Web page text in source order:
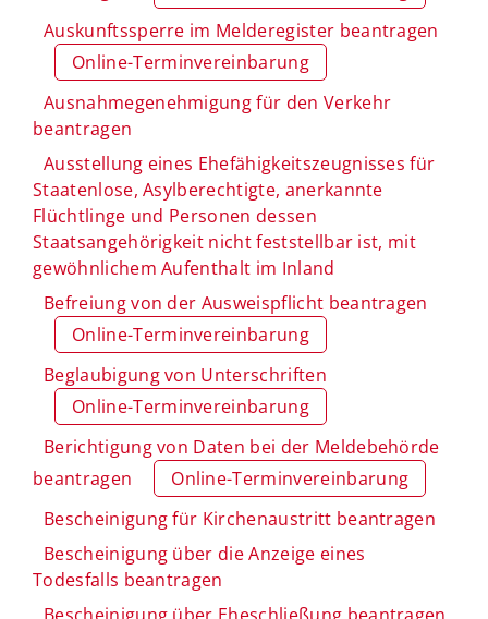
Auskunftssperre im Melderegister beantragen
Online-Terminvereinbarung
Ausnahmegenehmigung für den Verkehr
beantragen
Ausstellung eines Ehefähigkeitszeugnisses für
Staatenlose, Asylberechtigte, anerkannte
Flüchtlinge und Personen dessen
Staatsangehörigkeit nicht feststellbar ist, mit
gewöhnlichem Aufenthalt im Inland
Befreiung von der Ausweispflicht beantragen
Online-Terminvereinbarung
Beglaubigung von Unterschriften
Online-Terminvereinbarung
Berichtigung von Daten bei der Meldebehörde
beantragen
Online-Terminvereinbarung
Bescheinigung für Kirchenaustritt beantragen
Bescheinigung über die Anzeige eines
Todesfalls beantragen